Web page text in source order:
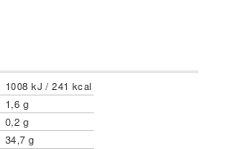
1008 kJ / 241 kcal
1,6 g
0,2 g
34,7 g